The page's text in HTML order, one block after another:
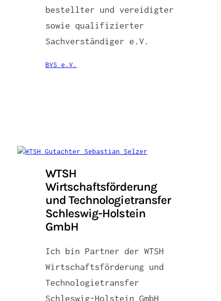
bestellter und vereidigter
sowie qualifizierter
Sachverständiger e.V.
BVS e.V.
WTSH
Wirtschaftsförderung
und Technologietransfer
Schleswig-Holstein
GmbH
Ich bin Partner der WTSH
Wirtschaftsförderung und
Technologietransfer
Schleswig-Holstein GmbH